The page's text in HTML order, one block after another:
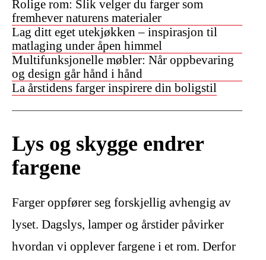
Rolige rom: Slik velger du farger som
fremhever naturens materialer
Lag ditt eget utekjøkken – inspirasjon til
matlaging under åpen himmel
Multifunksjonelle møbler: Når oppbevaring
og design går hånd i hånd
La årstidens farger inspirere din boligstil
Lys og skygge endrer
fargene
Farger oppfører seg forskjellig avhengig av
lyset. Dagslys, lamper og årstider påvirker
hvordan vi opplever fargene i et rom. Derfor